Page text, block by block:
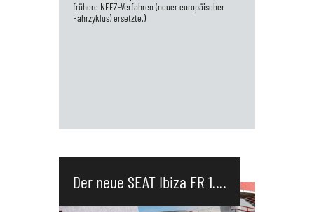
frühere NEFZ-Verfahren (neuer europäischer
Fahrzyklus) ersetzte.)
*Kraftstoffverbrauch in l/100 km:
Kombiniert 5,3 ; Innerstädtisch (langsam)
6,7 ; Stadtrand (mittel) 5,2 ; Landstraße
Der neue SEAT Ibiza FR 1....